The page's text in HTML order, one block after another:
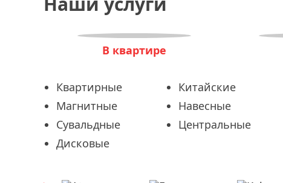
В квартире
Квартирные Китайские
Магнитные
Навесные
Сувальдные
Центральные
Дисковые